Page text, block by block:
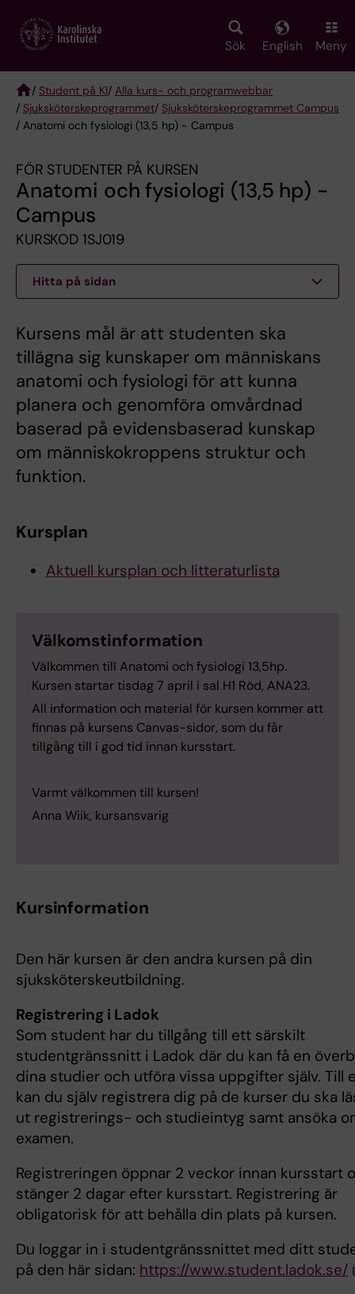
main
Sök English Meny
Breadcrumb
/ Student på KI/ Alla kurs- och programwebbar
/ Sjuksköterske­programmet/ Sjuksköterskeprogrammet Campus
/ Anatomi och fysiologi (13,5 hp) - Campus
FÖR STUDENTER PÅ KURSEN
Anatomi och fysiologi (13,5 hp) -
Campus
KURSKOD 1SJ019
Hitta på sidan
Kursens mål är att studenten ska
tillägna sig kunskaper om människans
anatomi och fysiologi för att kunna
planera och genomföra omvårdnad
baserad på evidensbaserad kunskap
om människokroppens struktur och
funktion.
Kursplan
Aktuell kursplan och litteraturlista
Välkomstinformation
Välkommen till Anatomi och fysiologi 13,5hp.
Kursen startar tisdag 7 april i sal H1 Röd, ANA23.
All information och material för kursen kommer att
finnas på kursens Canvas-sidor, som du får
tillgång till i god tid innan kursstart.
Varmt välkommen till kursen!
Anna Wiik, kursansvarig
Kursinformation
Den här kursen är den andra kursen på din
sjuksköterskeutbildning.
Registrering i Ladok
Som student har du tillgång till ett särskilt
studentgränssnitt i Ladok där du kan få en
dina studier och utföra vissa uppgifter själv. Till
kan du själv registrera dig på de kurser du ska
ut registrerings- och studieintyg samt ansöka
examen.
Registreringen öppnar 2 veckor innan kursstart
stänger 2 dagar efter kursstart. Registrering är
obligatorisk för att behålla din plats på kursen.
Du loggar in i studentgränssnittet med ditt
på den här sidan: https://www.student.ladok.se/